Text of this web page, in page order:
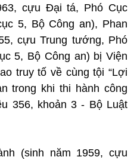
cựu Đại tá, Phó Cục
5, Bộ Công an), Phan
cựu Trung tướng, Phó
5, Bộ Công an) bị Viện
truy tố về cùng tội “Lợi
trong khi thi hành công
356, khoản 3 - Bộ Luật
(sinh năm 1959, cựu